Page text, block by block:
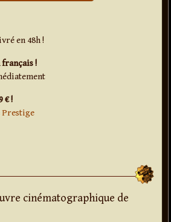
en 48h !
!
€ !
Prestige
cinématographique de